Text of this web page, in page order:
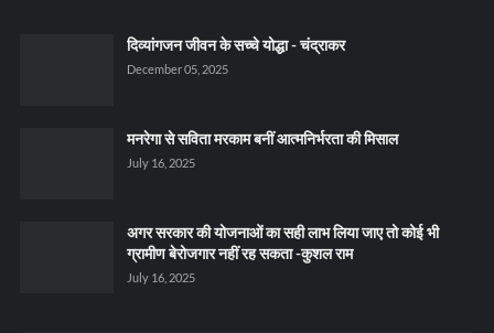
दिव्यांगजन जीवन के सच्चे योद्धा - चंद्राकर
December 05, 2025
मनरेगा से सविता मरकाम बनीं आत्मनिर्भरता की मिसाल
July 16, 2025
अगर सरकार की योजनाओं का सही लाभ लिया जाए तो कोई भी
ग्रामीण बेरोजगार नहीं रह सकता -कुशल राम
July 16, 2025